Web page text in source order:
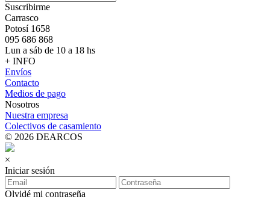
Suscribirme
Carrasco
Potosí 1658
095 686 868
Lun a sáb de 10 a 18 hs
+ INFO
Envíos
Contacto
Medios de pago
Nosotros
Nuestra empresa
Colectivos de casamiento
© 2026 DEARCOS
×
Iniciar sesión
Olvidé mi contraseña